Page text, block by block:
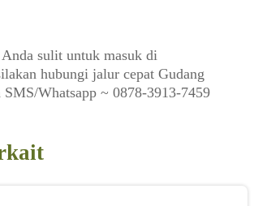
sulit untuk masuk di
hubungi jalur cepat Gudang
Whatsapp ~ 0878-3913-7459